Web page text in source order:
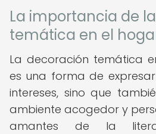
La importancia de
temática en el
La decoración temática
es una forma de
intereses, sino que
ambiente acogedor y
amantes de la